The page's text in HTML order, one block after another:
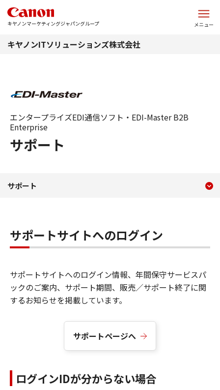
キヤノンマーケティングジャパングループ メニュー
キヤノンITソリューションズ株式会社
サポート
エンタープライズEDI通信ソフト・EDI-Master B2B
Enterprise
サポート
サポートサイトへのログイン
サポートサイトへのログイン情報、年間保守サービスパ
ックのご案内、サポート期間、販売／サポート終了に関
するお知らせを掲載しています。
サポートページへ
ログインIDが分からない場合